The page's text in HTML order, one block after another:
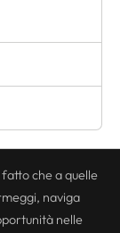
che a quelle
naviga
nelle